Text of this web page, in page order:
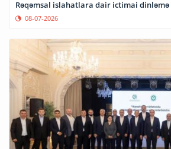
Rəqəmsal islahatlara dair ictimai
08-07-2026